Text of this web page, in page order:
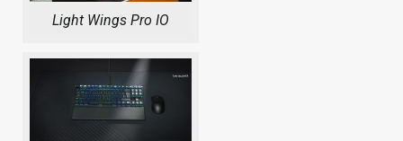
Light Wings Pro IO